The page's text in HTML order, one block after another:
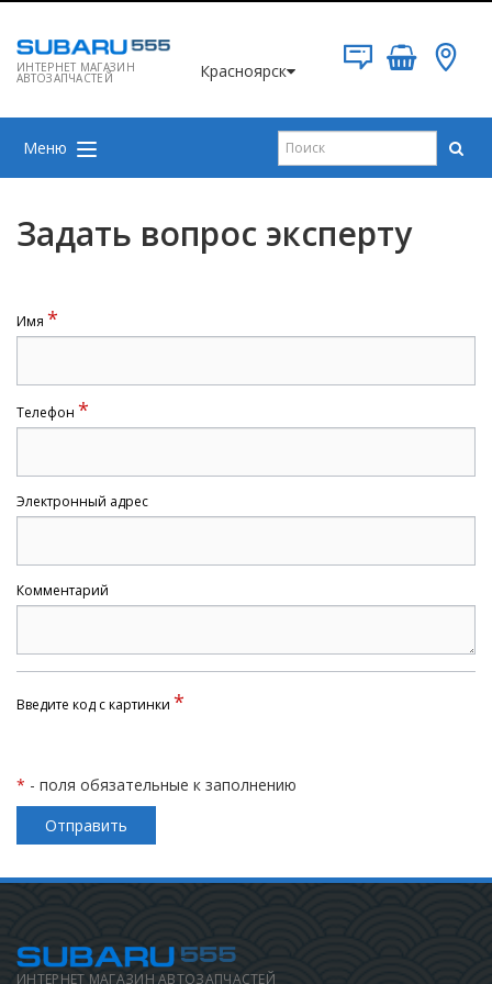
ИНТЕРНЕТ МАГАЗИН
АВТОЗАПЧАСТЕЙ Красноярск
Меню
Задать вопрос эксперту
Имя *
Телефон *
Электронный адрес
Комментарий
Введите код с картинки *
* - поля обязательные к заполнению
ИНТЕРНЕТ МАГАЗИН АВТОЗАПЧАСТЕЙ